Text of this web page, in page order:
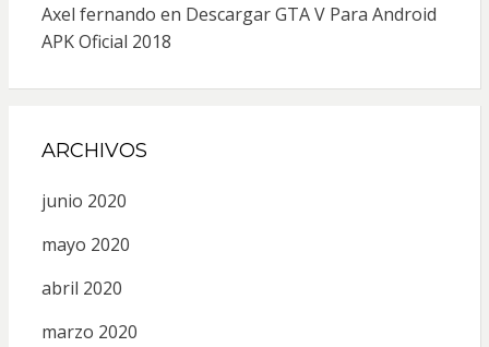
Axel fernando en Descargar GTA V Para Android
APK Oficial 2018
ARCHIVOS
junio 2020
mayo 2020
abril 2020
marzo 2020